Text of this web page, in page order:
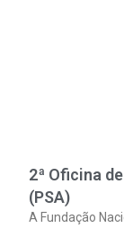
2ª Oficina
(PSA)
A Fundação